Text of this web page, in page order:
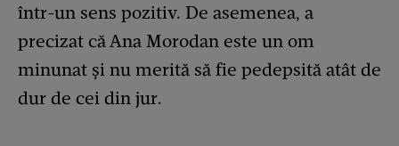
într-un sens pozitiv. De asemenea, a
precizat că Ana Morodan este un om
minunat și nu merită să fie pedepsită atât de
dur de cei din jur.